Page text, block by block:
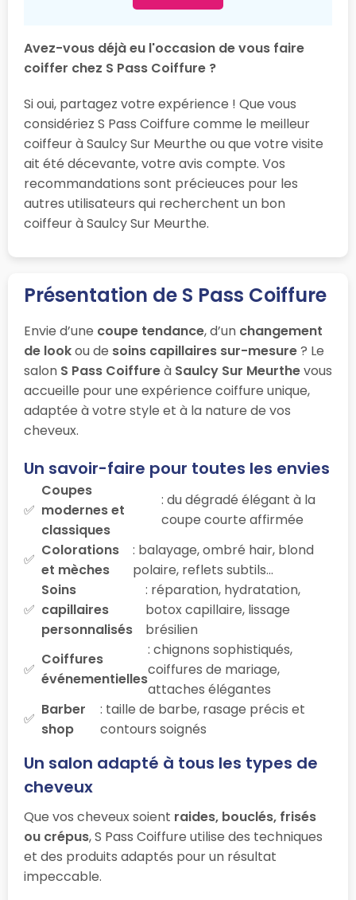
Avez-vous déjà eu l'occasion de vous faire
coiffer chez S Pass Coiffure ?
Si oui, partagez votre expérience ! Que vous
considériez S Pass Coiffure comme le meilleur
coiffeur à Saulcy Sur Meurthe ou que votre visite
ait été décevante, votre avis compte. Vos
recommandations sont précieuces pour les
autres utilisateurs qui recherchent un bon
coiffeur à Saulcy Sur Meurthe.
Présentation de S Pass Coiffure
Envie d’une coupe tendance, d’un changement
de lookou de soins capillaires sur-mesure? Le
salon S Pass Coiffureà Saulcy Sur Meurthevous
accueille pour une expérience coiffure unique,
adaptée à votre style et à la nature de vos
cheveux.
Un savoir-faire pour toutes les envies
Coupes
modernes et
classiques
: du dégradé élégant à la
coupe courte affirmée
Colorations
et mèches
: balayage, ombré hair, blond
polaire, reflets subtils…
Soins
capillaires
personnalisés
: réparation, hydratation,
botox capillaire, lissage
brésilien
Coiffures
événementielles
: chignons sophistiqués,
coiffures de mariage,
attaches élégantes
Barber
shop
: taille de barbe, rasage précis et
contours soignés
Un salon adapté à tous les types de
cheveux
Que vos cheveux soient raides, bouclés, frisés
ou crépus, S Pass Coiffure utilise des techniques
et des produits adaptés pour un résultat
impeccable.